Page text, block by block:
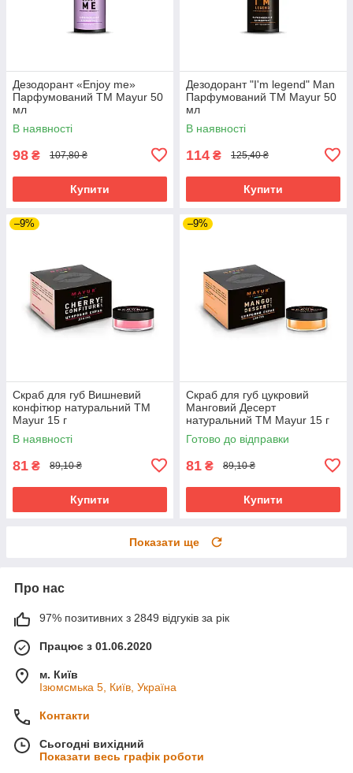
Дезодорант «Enjoy me»
Парфумований ТМ Mayur 50
мл
В наявності
98 ₴ 107,80 ₴
Купити
Дезодорант "I'm legend" Man
Парфумований ТМ Mayur 50
мл
В наявності
114 ₴ 125,40 ₴
Купити
–9%
Скраб для губ Вишневий
конфітюр натуральний ТМ
Mayur 15 г
В наявності
81 ₴ 89,10 ₴
Купити
–9%
Скраб для губ цукровий
Манговий Десерт
натуральний ТМ Mayur 15 г
Готово до відправки
81 ₴ 89,10 ₴
Купити
Показати ще
Про нас
97% позитивних з 2849 відгуків за рік
Працює з 01.06.2020
м. Київ
Ізюмсмька 5, Київ, Україна
Контакти
Сьогодні вихідний
Показати весь графік роботи